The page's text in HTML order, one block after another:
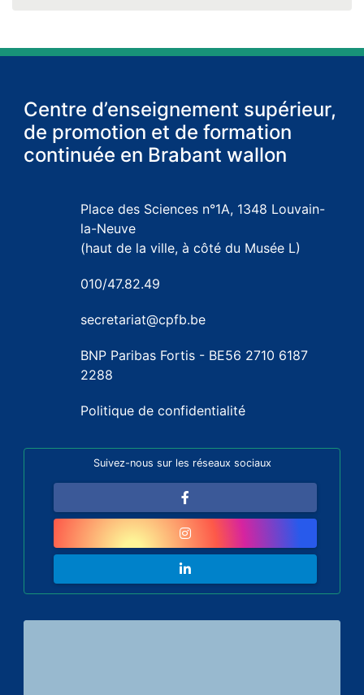
Centre d’enseignement supérieur,
de promotion et de formation
continuée en Brabant wallon
Place des Sciences n°1A, 1348 Louvain-
la-Neuve
(haut de la ville, à côté du Musée L)
010/47.82.49
secretariat@cpfb.be
BNP Paribas Fortis - BE56 2710 6187
2288
Politique de confidentialité
Suivez-nous sur les réseaux sociaux